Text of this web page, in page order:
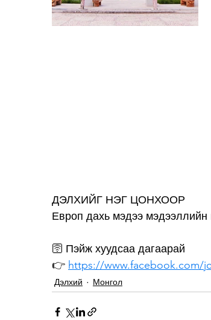
ДЭЛХИЙГ НЭГ ЦОНХООР
Европ дахь мэдээ мэдээллийн
🛜 Пэйж хуудсаа дагаарай
👉 https://www.facebook.com/
Дэлхий Монгол